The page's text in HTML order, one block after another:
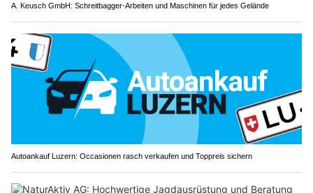
A. Keusch GmbH: Schreitbagger-Arbeiten und Maschinen für jedes Gelände
Autoankauf Luzern: Occasionen rasch verkaufen und Toppreis sichern